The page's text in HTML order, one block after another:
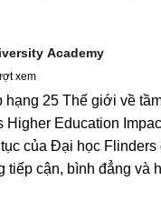
Academy
xem
25 Thế giới về
Higher Education
của Đại học Flinders
tiếp cận, bình đẳng và
toàn cầu, với thứ hạng